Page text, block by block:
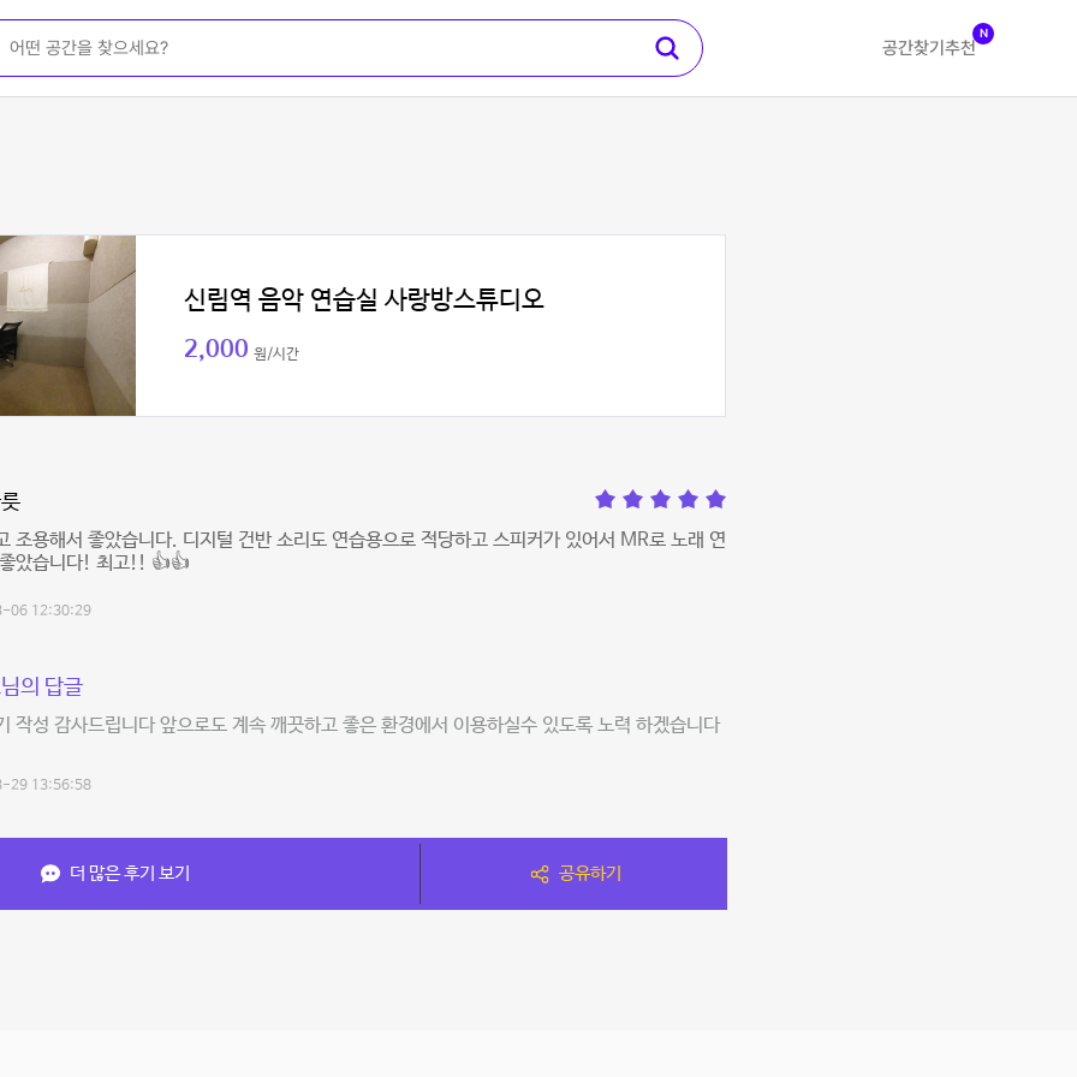
공간찾기 추천
N
신림역 음악 연습실 사랑방스튜디오
2,000 원/시간
조용해서 좋았습니다. 디지털 건반 소리도 연습용으로 적당하고 스피커가 있어서 MR로 노래 연
았습니다! 최고!! 👍👍
06 12:30:29
의 답글
작성 감사드립니다 앞으로도 계속 깨끗하고 좋은 환경에서 이용하실수 있도록 노력 하겠습니다
29 13:56:58
더 많은 후기 보기 공유하기